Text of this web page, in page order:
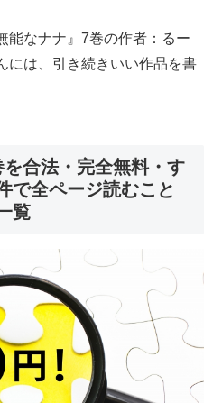
能なナナ』7巻の作者：るー
には、引き続きいい作品を書
を合法・完全無料・す
で全ページ読むこと
覧